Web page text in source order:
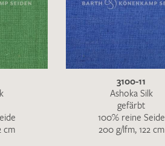
funktionstüchtig. Bitte
seiden.de.
cm
3100-11
Ashoka Silk
gefärbt
100% reine Seide
200 g/lfm, 122 cm